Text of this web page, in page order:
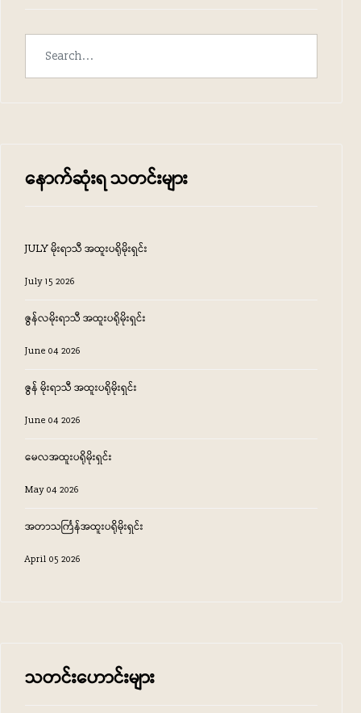
‌နောက်ဆုံးရ သတင်းများ
JULY မိုးရာသီ အထူးပရိုမိုးရှင်း
July 15 2026
ဇွန်လမိုးရာသီ အထူးပရိုမိုးရှင်း
June 04 2026
ဇွန် မိုးရာသီ အထူးပရိုမိုးရှင်း
June 04 2026
မေလအထူးပရိုမိုးရှင်း
May 04 2026
အတာသင်္ကြန်အထူးပရိုမိုးရှင်း
April 05 2026
သတင်း‌ဟောင်းများ